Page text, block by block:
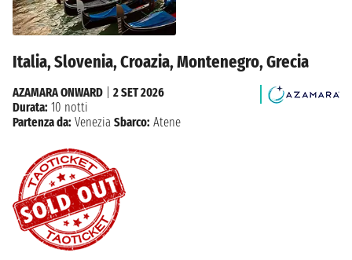
Italia, Slovenia, Croazia, Montenegro, Grecia
AZAMARA ONWARD
2 SET 2026
Durata: 10 notti
Partenza da: Venezia Sbarco: Atene